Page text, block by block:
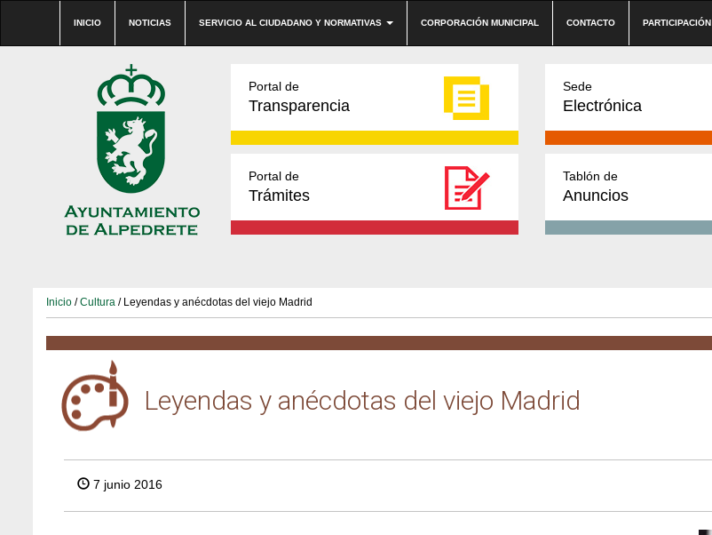
INICIO NOTICIAS SERVICIO AL CIUDADANO Y NORMATIVAS CORPORACIÓN MUNICIPAL CONTACTO PARTICIPACIÓN
Portal de
Transparencia
Sede
Electrónica
Portal de
Trámites
Tablón de
Anuncios
Inicio /Cultura / Leyendas y anécdotas del viejo Madrid
Leyendas y anécdotas del viejo Madrid
7 junio 2016